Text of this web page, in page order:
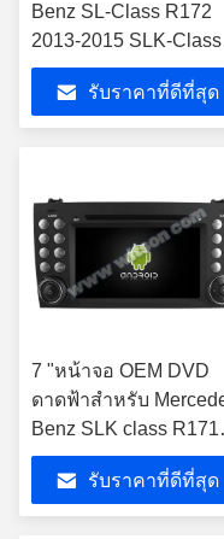
Benz SL-Class R172
2013-2015 SLK-Class
R172 2011-2015
NTG4.5 แอนดรอยด์
มัลติมีเดีย เพลย์
รับราคาที่ดีที่สุด
7 "หน้าจอ OEM DVD
ดาดฟ้าสำหรับ
Benz SLK class R171
SLK200 SLK280
SLK300 2000-2011
รับราคาที่ดีที่สุด